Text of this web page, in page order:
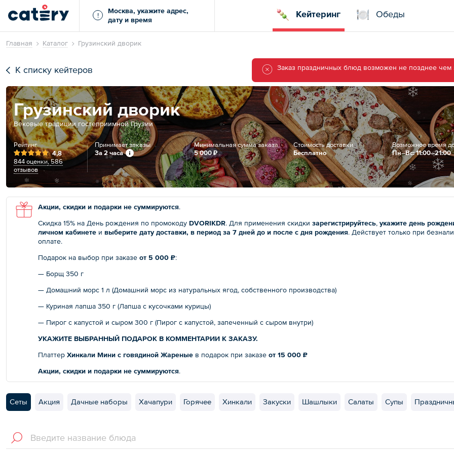
!
Москва, укажите адрес,
дату и время
Кейтеринг Обеды
Главная Каталог Грузинский дворик
К списку кейтеров Заказ праздничных блюд возможен не позднее чем
Грузинский дворик
Вековые традиции гостеприимной Грузии
Рейтинг
4,8
844 оценки,586
отзывов
Принимает заказы
За 2 часа
Минимальная сумма заказа
5 000 ₽
Стоимость доставки
Бесплатно
Возможное время
Пн–Вс: 11:00–21:00
Акции, скидки и подарки не суммируются.
Скидка 15% на День рождения по промокоду DVORIKDR. Для применения скидки зарегистрируйтесь, укажите день
личном кабинете и выберите дату доставки, в период за 7 дней до и после с дня рождения. Действует только при
оплате.
Подарок на выбор при заказе от 5 000 ₽:
— Борщ 350 г
— Домашний морс 1 л (Домашний морс из натуральных ягод, собственного производства)
— Куриная лапша 350 г (Лапша с кусочками курицы)
— Пирог с капустой и сыром 300 г (Пирог с капустой, запеченный с сыром внутри)
УКАЖИТЕ ВЫБРАННЫЙ ПОДАРОК В КОММЕНТАРИИ К ЗАКАЗУ.
Платтер Хинкали Мини с говядиной Жареные в подарок при заказе от 15 000 ₽
Акции, скидки и подарки не суммируются.
Сеты Акция Дачные наборы Хачапури Горячее Хинкали Закуски Шашлыки Салаты Супы